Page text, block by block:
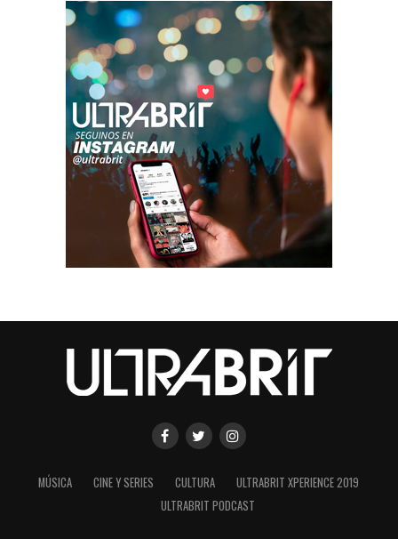
MÚSICA CINE Y SERIES CULTURA
ULTRABRIT XPERIENCE 2019
ULTRABRIT PODCAST